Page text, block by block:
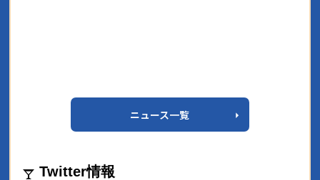
ニュース一覧
Twitter情報